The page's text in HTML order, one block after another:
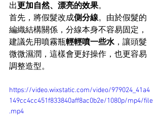
出更加自然、漂亮的效果。
首先，將假髮改成側分線。由於假髮的
編織結構關係，分線本身不容易固定，
建議先用噴霧瓶輕輕噴一些水，讓頭髮
微微濕潤，這樣會更好操作，也更容易
調整造型。
https://video.wixstatic.com/video/979024_41a4
149cc4cc451f833840aff8ac0b2e/1080p/mp4/file
.mp4